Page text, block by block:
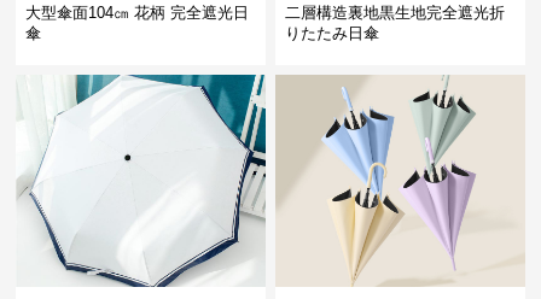
大型傘面104㎝ 花柄 完全遮光日
傘
二層構造裏地黒生地完全遮光折
りたたみ日傘